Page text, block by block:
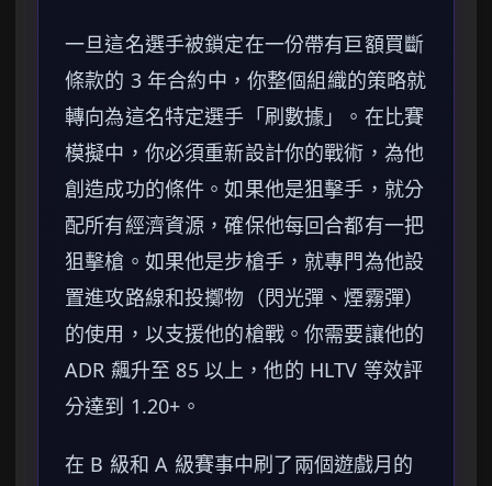
一旦這名選手被鎖定在一份帶有巨額買斷
條款的 3 年合約中，你整個組織的策略就
轉向為這名特定選手「刷數據」。在比賽
模擬中，你必須重新設計你的戰術，為他
創造成功的條件。如果他是狙擊手，就分
配所有經濟資源，確保他每回合都有一把
狙擊槍。如果他是步槍手，就專門為他設
置進攻路線和投擲物（閃光彈、煙霧彈）
的使用，以支援他的槍戰。你需要讓他的
ADR 飆升至 85 以上，他的 HLTV 等效評
分達到 1.20+。
在 B 級和 A 級賽事中刷了兩個遊戲月的